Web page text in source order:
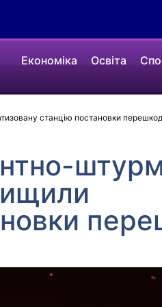
Економіка Освіта
станцію постановки